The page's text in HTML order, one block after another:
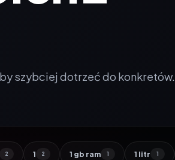
szybciej dotrzeć do konkretów.
2 1 2 1 gb ram 1 1 litr 1